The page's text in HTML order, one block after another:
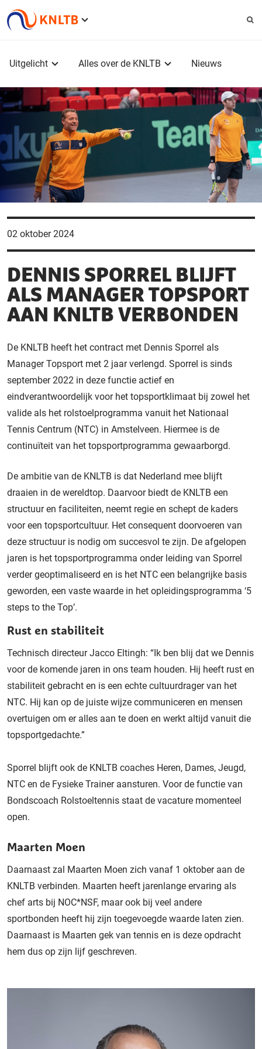
Uitgelicht Alles over de KNLTB Nieuws
02 oktober 2024
DENNIS SPORREL BLIJFT
ALS MANAGER TOPSPORT
AAN KNLTB VERBONDEN
De KNLTB heeft het contract met Dennis Sporrel als
Manager Topsport met 2 jaar verlengd. Sporrel is sinds
september 2022 in deze functie actief en
eindverantwoordelijk voor het topsportklimaat bij zowel het
valide als het rolstoelprogramma vanuit het Nationaal
Tennis Centrum (NTC) in Amstelveen. Hiermee is de
continuïteit van het topsportprogramma gewaarborgd.
De ambitie van de KNLTB is dat Nederland mee blijft
draaien in de wereldtop. Daarvoor biedt de KNLTB een
structuur en faciliteiten, neemt regie en schept de kaders
voor een topsportcultuur. Het consequent doorvoeren van
deze structuur is nodig om succesvol te zijn. De afgelopen
jaren is het topsportprogramma onder leiding van Sporrel
verder geoptimaliseerd en is het NTC een belangrijke basis
geworden, een vaste waarde in het opleidingsprogramma ‘5
steps to the Top’.
Rust en stabiliteit
Technisch directeur Jacco Eltingh: “Ik ben blij dat we Dennis
voor de komende jaren in ons team houden. Hij heeft rust en
stabiliteit gebracht en is een echte cultuurdrager van het
NTC. Hij kan op de juiste wijze communiceren en mensen
overtuigen om er alles aan te doen en werkt altijd vanuit die
topsportgedachte.”
Sporrel blijft ook de KNLTB coaches Heren, Dames, Jeugd,
NTC en de Fysieke Trainer aansturen. Voor de functie van
Bondscoach Rolstoeltennis staat de vacature momenteel
open.
Maarten Moen
Daarnaast zal Maarten Moen zich vanaf 1 oktober aan de
KNLTB verbinden. Maarten heeft jarenlange ervaring als
chef arts bij NOC*NSF, maar ook bij veel andere
sportbonden heeft hij zijn toegevoegde waarde laten zien.
Daarnaast is Maarten gek van tennis en is deze opdracht
hem dus op zijn lijf geschreven.